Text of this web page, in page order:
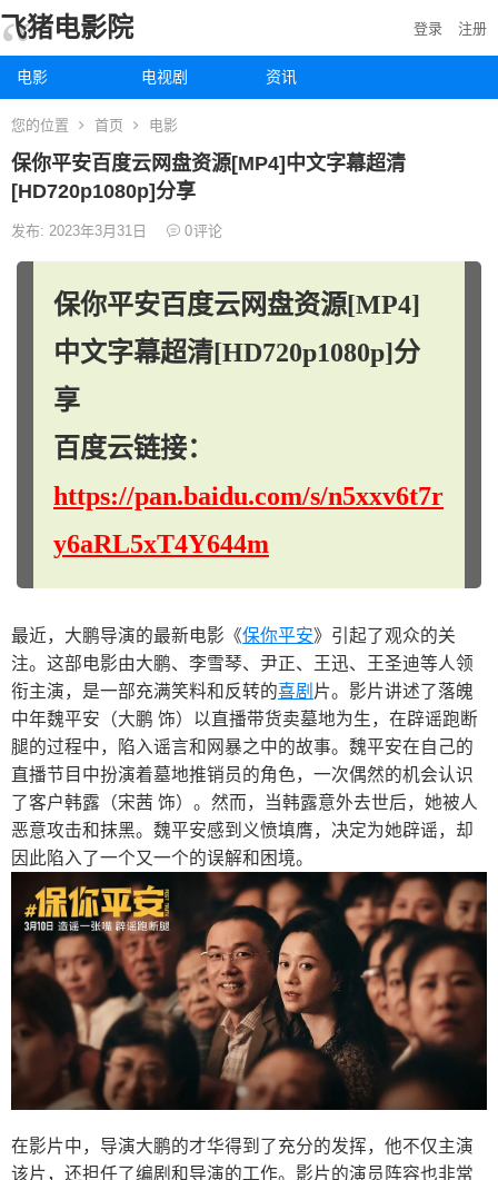
飞猪电影院
电影 电视剧 资讯
登录 注册
您的位置 首页 电影
保你平安百度云网盘资源[MP4]中文字幕超清
[HD720p1080p]分享
发布: 2023年3月31日 0评论
保你平安百度云网盘资源[MP4]
中文字幕超清[HD720p1080p]分
享
百度云链接：
https://pan.baidu.com/s/n5xxv6t7r
y6aRL5xT4Y644m
最近，大鹏导演的最新电影《保你平安》引起了观众的关
注。这部电影由大鹏、李雪琴、尹正、王迅、王圣迪等人领
衔主演，是一部充满笑料和反转的喜剧 片。影片讲述了落魄
中年魏平安（大鹏 饰）以直播带货卖墓地为生，在辟谣跑断
腿的过程中，陷入谣言和网暴之中的故事。魏平安在自己的
直播节目中扮演着墓地推销员的角色，一次偶然的机会认识
了客户韩露（宋茜 饰）。然而，当韩露意外去世后，她被人
恶意攻击和抹黑。魏平安感到义愤填膺，决定为她辟谣，却
因此陷入了一个又一个的误解和困境。
在影片中，导演大鹏的才华得到了充分的发挥，他不仅主演
该片，还担任了编剧和导演的工作。影片的演员阵容也非常